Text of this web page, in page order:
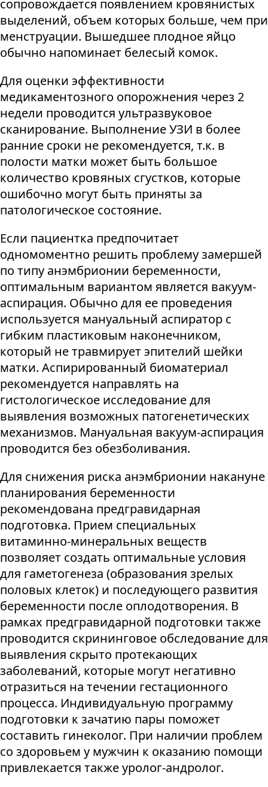
сопровождается появлением кровянистых
выделений, объем которых больше, чем при
менструации. Вышедшее плодное яйцо
обычно напоминает белесый комок.
Для оценки эффективности
медикаментозного опорожнения через 2
недели проводится ультразвуковое
сканирование. Выполнение УЗИ в более
ранние сроки не рекомендуется, т.к. в
полости матки может быть большое
количество кровяных сгустков, которые
ошибочно могут быть приняты за
патологическое состояние.
Если пациентка предпочитает
одномоментно решить проблему замершей
по типу анэмбрионии беременности,
оптимальным вариантом является вакуум-
аспирация. Обычно для ее проведения
используется мануальный аспиратор с
гибким пластиковым наконечником,
который не травмирует эпителий шейки
матки. Аспирированный биоматериал
рекомендуется направлять на
гистологическое исследование для
выявления возможных патогенетических
механизмов. Мануальная вакуум-аспирация
проводится без обезболивания.
Для снижения риска анэмбрионии накануне
планирования беременности
рекомендована предгравидарная
подготовка. Прием специальных
витаминно-минеральных веществ
позволяет создать оптимальные условия
для гаметогенеза (образования зрелых
половых клеток) и последующего развития
беременности после оплодотворения. В
рамках предгравидарной подготовки также
проводится скрининговое обследование для
выявления скрыто протекающих
заболеваний, которые могут негативно
отразиться на течении гестационного
процесса. Индивидуальную программу
подготовки к зачатию пары поможет
составить гинеколог. При наличии проблем
со здоровьем у мужчин к оказанию помощи
привлекается также уролог-андролог.